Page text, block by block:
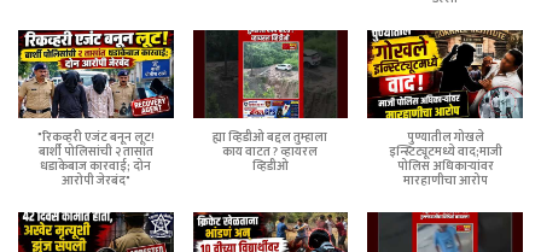
"रिकव्हरी एजंट बनून लूट!
बार्शी पोलिसांची २ तासांत
धडाकेबाज कारवाई; दोन
आरोपी जेरबंद"
ह्या व्हिडीओ बद्दल तुम्हाला
काय वाटत ? व्हायरल
व्हिडीओ
पुण्यातील गोखले
इन्स्टिट्यूटमध्ये वाद;माजी
पोलिस अधिकाऱ्यांवर
मारहाणीचा आरोप